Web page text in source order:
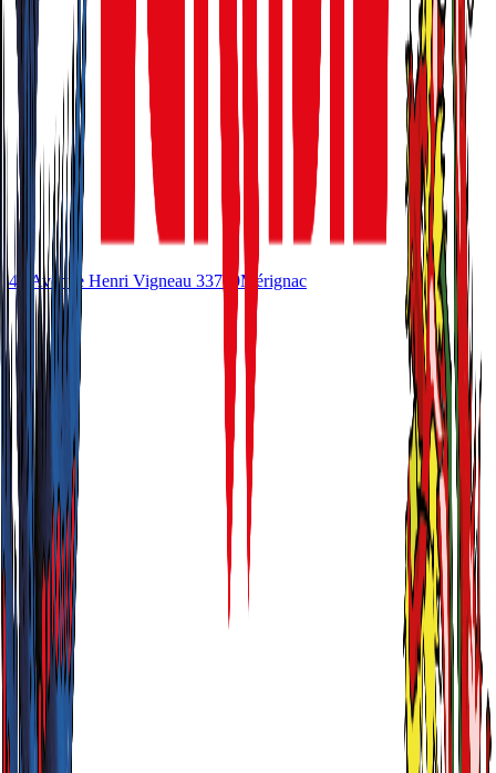
49 Avenue Henri Vigneau 33700Mérignac